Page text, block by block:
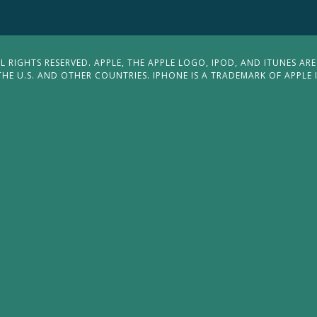
RESERVED. APPLE, THE APPLE LOGO, IPOD, AND ITUNES
U.S. AND OTHER COUNTRIES. IPHONE IS A TRADEMARK OF APPLE